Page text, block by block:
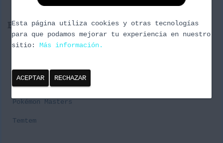
r
Entradas recientes
Cañas y Podcast 2024
Pokémon Masters
Temtem
Esta página utiliza cookies y otras tecnologías
para que podamos mejorar tu experiencia en nuestro
sitio: Más información.
ACEPTAR RECHAZAR